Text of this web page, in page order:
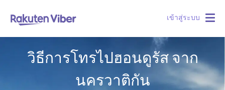
เข้าสู่ระบบ
วิธีการโทรไปฮอนดูรัส จาก
นครวาติกัน